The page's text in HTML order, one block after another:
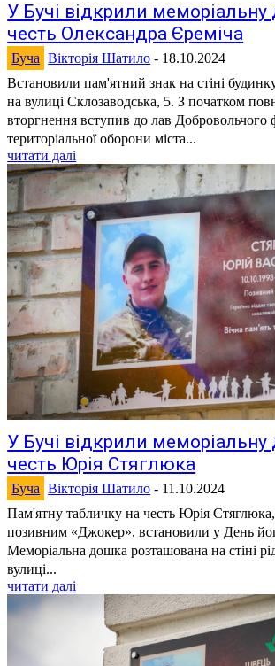
У Бучі відкрили
честь Олександра Єреміча
Буча Вікторія Шатило - 18.10.2024
Встановили пам'ятний знак на стіні
на вулиці Склозаводська, 5. З початком повномасштабного
вторгнення вступив до лав Добровольчого
територіальної оборони міста...
читати далі
У Бучі відкрили
честь Юрія Стяглюка
Буча Вікторія Шатило - 11.10.2024
Пам'ятну табличку на честь Юрія Стяглюка,
позивним «Джокер», встановили у День
Меморіальна дошка розташована на стіні
вулиці...
читати далі